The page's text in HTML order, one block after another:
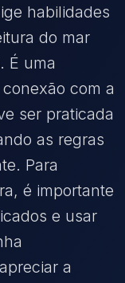
habilidades
do mar
É uma
com a
ser praticada
as regras
Para
é importante
e usar
a